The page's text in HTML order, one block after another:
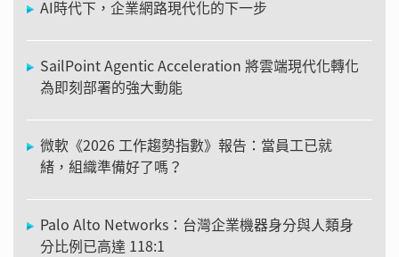
AI時代下，企業網路現代化的下一步
SailPoint Agentic Acceleration 將雲端現代化轉化
為即刻部署的強大動能
微軟《2026 工作趨勢指數》報告：當員工已就
緒，組織準備好了嗎？
Palo Alto Networks：台灣企業機器身分與人類身
分比例已高達 118:1